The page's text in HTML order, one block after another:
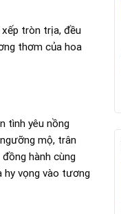
tròn trịa, đều
thơm của hoa
tình yêu nồng
mộ, trân
hành cùng
hy vọng vào tương